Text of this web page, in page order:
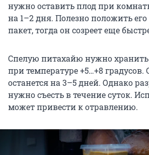
нужно оставить плод при
на 1–2 дня. Полезно положить
пакет, тогда он созреет еще
Спелую питахайю нужно
при температуре+5…+8
останется на 3–5 дней. Однако
нужно съесть в течение суток.
может привести к отравлению.